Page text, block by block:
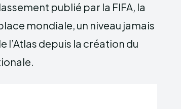
publié par la FIFA, la
mondiale, un niveau jamais
l’Atlas depuis la création du